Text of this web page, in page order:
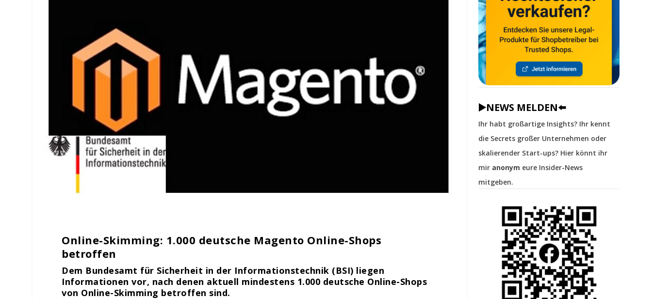
Online-Skimming: 1.000 deutsche Magento Online-Shops
betroffen
Dem Bundesamt für Sicherheit in der Informationstechnik (BSI) liegen
Informationen vor, nach denen aktuell mindestens 1.000 deutsche Online-Shops
von Online-Skimming betroffen sind.
▶️NEWS MELDEN⬅️
Ihr habt großartige Insights? Ihr kennt
die Secrets großer Unternehmen oder
skalierender Start-ups? Hier könnt ihr
mir anonym eure Insider-News
mitgeben.